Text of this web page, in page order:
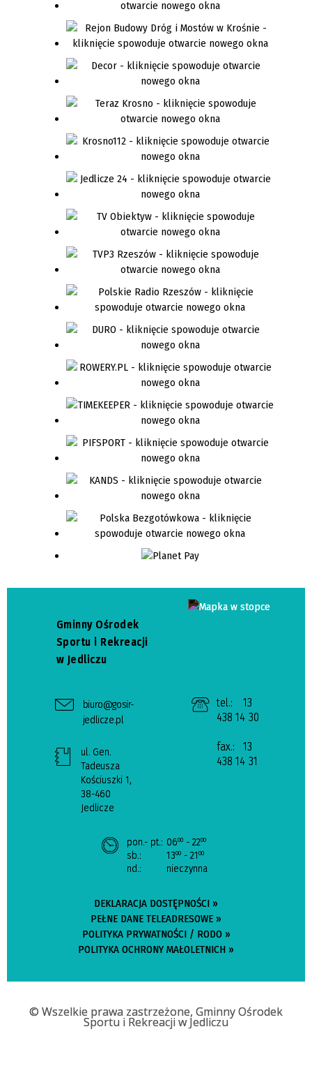
Gminny Ośrodek
Sportu i Rekreacji
w Jedliczu
biuro@gosir-
jedlicze.pl
ul. Gen.
Tadeusza
Kościuszki 1,
38-460
Jedlicze
tel.:
13
438 14 30
fax.:
13
438 14 31
pon.- pt.: 0600 - 2200
sb.: 1300 - 21 00
nd.: nieczynna
DEKLARACJA DOSTĘPNOŚCI »
PEŁNE DANE TELEADRESOWE »
POLITYKA PRYWATNOŚCI / RODO »
POLITYKA OCHRONY MAŁOLETNICH »
© Wszelkie prawa zastrzeżone, Gminny Ośrodek
Sportu i Rekreacji w Jedliczu